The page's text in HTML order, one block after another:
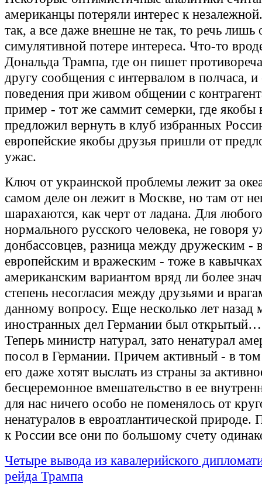
американцы потеряли интерес к
так, а все даже внешне не так, то речь лишь
симулятивной потере интереса. Что-то
Дональда Трампа, где он пишет
другу сообщения с интервалом в полчаса, и
поведения при живом общении с
пример - тот же саммит семерки, где якобы
предложил вернуть в клуб избранных
европейские якобы друзья пришли от
ужас.
Ключ от украинской проблемы лежит за
самом деле он лежит в Москве, но там от
шарахаются, как черт от ладана. Для
нормального русского человека, не говоря
донбассовцев, разница между дружеским -
европейским и вражеским - тоже в
американским вариантом вряд ли более
степень несогласия между друзьями и
данному вопросу. Еще несколько лет назад
иностранных дел Германии был открытый…
Теперь министр натурал, зато ненатурал
посол в Германии. Причем активный - в
его даже хотят выслать из страны за
бесцеремонное вмешательство в ее
для нас ничего особо не поменялось от
ненатуралов в евроатлантической
к России все они по большому счету
Четыре вывода из кавалерийского
рейда Трампа